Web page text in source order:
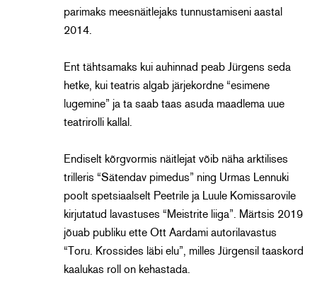
parimaks meesnäitlejaks tunnustamiseni aastal
2014.
Ent tähtsamaks kui auhinnad peab Jürgens seda
hetke, kui teatris algab järjekordne “esimene
lugemine” ja ta saab taas asuda maadlema uue
teatrirolli kallal.
Endiselt kõrgvormis näitlejat võib näha arktilises
trilleris “Sätendav pimedus” ning Urmas Lennuki
poolt spetsiaalselt Peetrile ja Luule Komissarovile
kirjutatud lavastuses “Meistrite liiga”. Märtsis 2019
jõuab publiku ette Ott Aardami autorilavastus
“Toru. Krossides läbi elu”, milles Jürgensil taaskord
kaalukas roll on kehastada.